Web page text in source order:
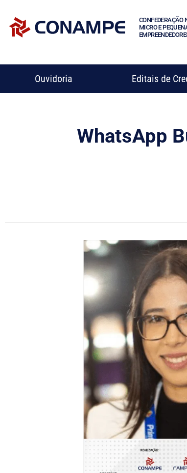
CONFEDERAÇÃO
MICRO E
Ouvidoria Editais de
WhatsApp